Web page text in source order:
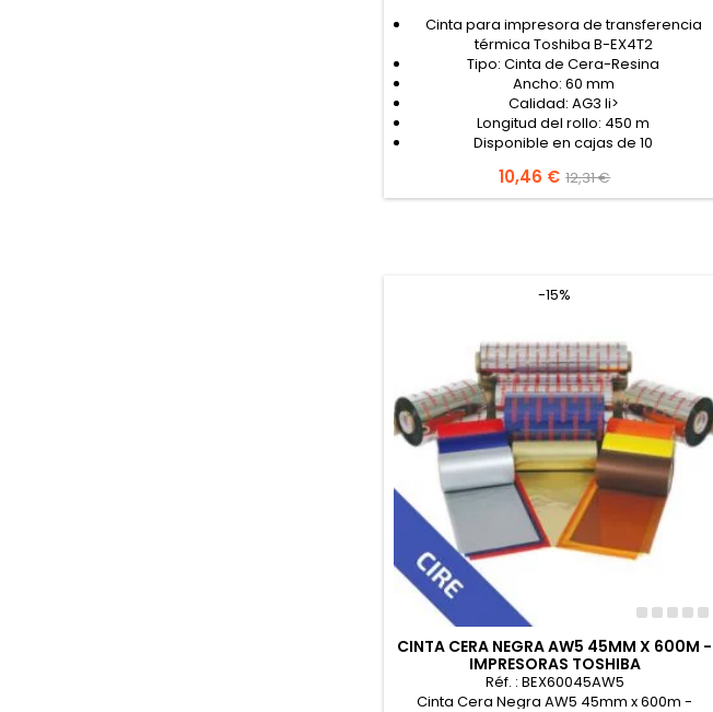
Cinta para impresora de transferencia
térmica Toshiba B-EX4T2
Tipo: Cinta de Cera-Resina
Ancho: 60 mm
Calidad: AG3 li>
Longitud del rollo: 450 m
Disponible en cajas de 10
Precio
10,46 € Precio
base
12,31 €
-15%
CINTA CERA NEGRA AW5 45MM X 600M -
IMPRESORAS TOSHIBA
Réf. : BEX60045AW5
Cinta Cera Negra AW5 45mm x 600m -